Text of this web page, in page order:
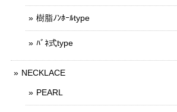
樹脂ﾉﾝﾎｰﾙtype
ﾊﾞﾈ式type
NECKLACE
PEARL